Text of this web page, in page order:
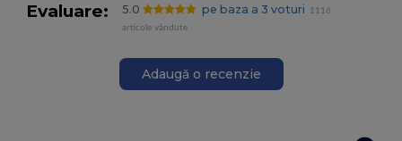
Evaluare: 5.0 pe baza a 3 voturi
1116
articole vândute
Adaugă o recenzie